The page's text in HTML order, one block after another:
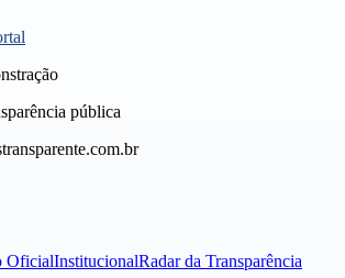
pública
OficialInstitucionalRadar da Transparência